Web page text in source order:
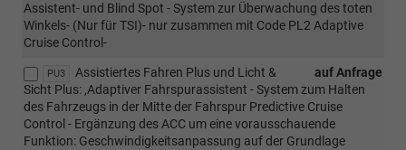
Assistent- und Blind Spot - System zur Überwachung des toten
Winkels- (Nur für TSI)- nur zusammen mit Code PL2 Adaptive
Cruise Control-
PU3 auf Anfrage
Assistiertes Fahren Plus und Licht &
Sicht Plus: ,Adaptiver Fahrspurassistent - System zum Halten
des Fahrzeugs in der Mitte der Fahrspur Predictive Cruise
Control - Ergänzung des ACC um eine vorausschauende
Funktion: Geschwindigkeitsanpassung auf der Grundlage